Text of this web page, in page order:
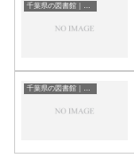
千葉県の図書館｜勉強できる場所